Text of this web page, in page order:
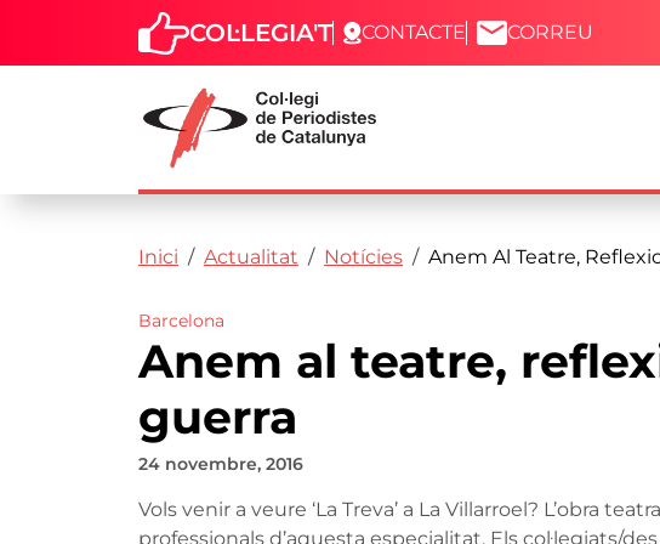
Vés al contingut
Capçalera
COL·LEGIA'T CONTACTE CORREU
Fil d'ariadna
Inici Actualitat Notícies Anem Al Teatre,
Barcelona
Anem al teatre,
guerra
24 novembre, 2016
Vols venir a veure ‘La Treva’ a La Villarroel? L’obra
professionals d’aquesta especialitat. Els col·legiats/